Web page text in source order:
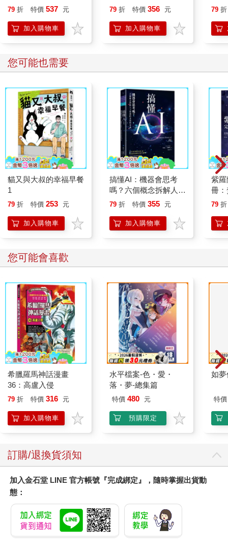
79 折 特價 537 元
加入購物車
79 折 特價 356 元
加入購物車
開
的
79 折
您可能也需要
貓又與大叔的幸福早餐
1
79 折 特價 253 元
加入購物車
搞懂AI：機器會思考
嗎？六個概念拆解人工
智慧的本質與未來
79 折 特價 355 元
加入購物車
紫
冊
法
79 折
您可能會喜歡
希臘羅馬神話漫畫
36：高盧入侵
79 折 特價 316 元
加入購物車
水平檔案-色・愛・
落・夢-總集篇
特價 480 元
預購限定
如
特價
訂購/退換貨須知
加入金石堂 LINE 官方帳號『完成綁定』，隨時掌握出貨動
態：